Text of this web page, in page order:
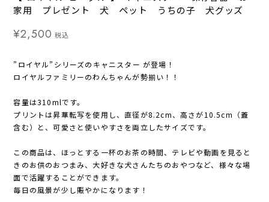
家用 プレゼント 犬 ペット うちの子 犬グッズ
¥2,500 税込
”ロイヤル”シリーズのキャニスター が登場！
ロイヤルファミリーのわんちゃんが勢揃い！！
容量は310mlです。
プリントは昇華転写を使用し、直径が8.2cm、高さが10.5cm（蓋
含む）と、可愛さと使いやすさを両立したサイズです。
この商品は、ほっとする一杯のお茶の時間、テレビや動画を見ると
きのお供のおつまみ、大好きな犬さんたちのおやつなど、様々な場
面で活躍することができます。
毎日の風景が少し賑やかになります！